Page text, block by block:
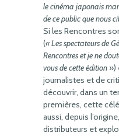
le cinéma japonais
de ce public que nous
Si les Rencontres
(« Les spectateurs de
Rencontres et je ne
vous de cette édition »)
journalistes et de
découvrir, dans un
premières, cette
aussi, depuis
distributeurs et